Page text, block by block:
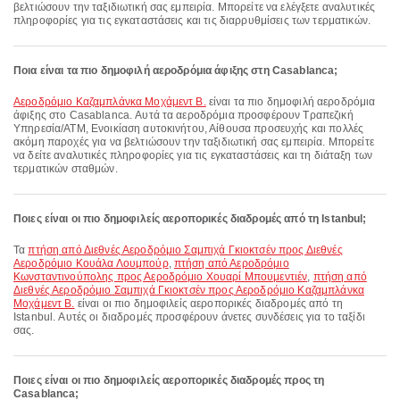
βελτιώσουν την ταξιδιωτική σας εμπειρία. Μπορείτε να ελέγξετε αναλυτικές
πληροφορίες για τις εγκαταστάσεις και τις διαρρυθμίσεις των τερματικών.
Ποια είναι τα πιο δημοφιλή αεροδρόμια άφιξης στη Casablanca;
Αεροδρόμιο Καζαμπλάνκα Μοχάμεντ Β.είναι τα πιο δημοφιλή αεροδρόμια
άφιξης στο Casablanca. Αυτά τα αεροδρόμια προσφέρουν Τραπεζική
Υπηρεσία/ΑΤΜ, Ενοικίαση αυτοκινήτου, Αίθουσα προσευχής και πολλές
ακόμη παροχές για να βελτιώσουν την ταξιδιωτική σας εμπειρία. Μπορείτε
να δείτε αναλυτικές πληροφορίες για τις εγκαταστάσεις και τη διάταξη των
τερματικών σταθμών.
Ποιες είναι οι πιο δημοφιλείς αεροπορικές διαδρομές από τη Istanbul;
Ταπτήση από Διεθνές Αεροδρόμιο Σαμπιχά Γκιοκτσέν προς Διεθνές
Αεροδρόμιο Κουάλα Λουμπούρ, πτήση από Αεροδρόμιο
Κωνσταντινούπολης προς Αεροδρόμιο Χουαρί Μπουμεντιέν, πτήση από
Διεθνές Αεροδρόμιο Σαμπιχά Γκιοκτσέν προς Αεροδρόμιο Καζαμπλάνκα
Μοχάμεντ Β. είναι οι πιο δημοφιλείς αεροπορικές διαδρομές από τη
Istanbul. Αυτές οι διαδρομές προσφέρουν άνετες συνδέσεις για το ταξίδι
σας.
Ποιες είναι οι πιο δημοφιλείς αεροπορικές διαδρομές προς τη
Casablanca;